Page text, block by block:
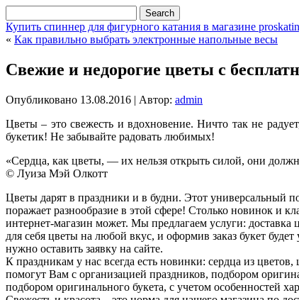
Купить спиннер для фигурного катания в магазине
« Как правильно выбрать электронные напольные весы
Свежие и недорогие цветы с
Опубликовано 13.08.2016 | Автор: admin
Цветы – это свежесть и вдохновение. Ничто так не
букетик! Не забывайте радовать любимых!
«Сердца, как цветы, — их нельзя открыть силой, они
© Луиза Мэй Олкотт
Цветы дарят в праздники и в будни. Этот универсальный
поражает разнообразие в этой сфере! Столько новинок и
интернет-магазин может. Мы предлагаем услуги:
для себя цветы на любой вкус, и оформив заказ букет
нужно оставить заявку на сайте.
К праздникам у нас всегда есть новинки: сердца из
помогут Вам с организацией праздников, подбором
подбором оригинального букета, с учетом особенностей